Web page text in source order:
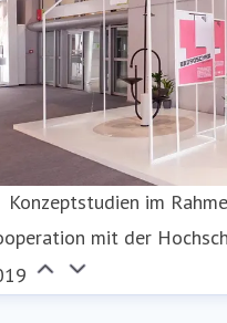
Konzeptstudien im
mit der